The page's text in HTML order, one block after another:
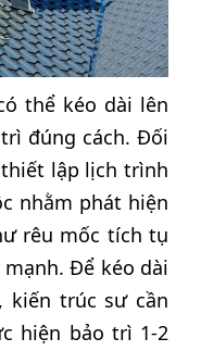
thể kéo dài lên
đúng cách. Đối
lập lịch trình
nhằm phát hiện
rêu mốc tích tụ
Để kéo dài
kiến trúc sư cần
hiện bảo trì 1-2